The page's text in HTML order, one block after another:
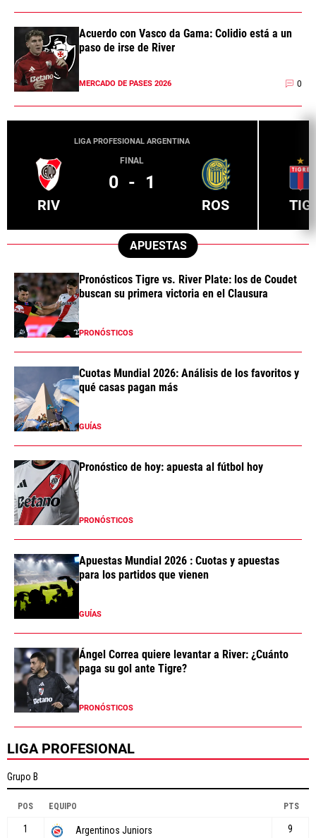
Acuerdo con Vasco da Gama: Colidio está a un
paso de irse de River
MERCADO DE PASES 2026 0
LIGA PROFESIONAL ARGENTINA
RIV
FINAL
0 - 1
ROS TIG
APUESTAS
Pronósticos Tigre vs. River Plate: los de Coudet
buscan su primera victoria en el Clausura
PRONÓSTICOS
Cuotas Mundial 2026: Análisis de los favoritos y
qué casas pagan más
GUÍAS
Pronóstico de hoy: apuesta al fútbol hoy
PRONÓSTICOS
Apuestas Mundial 2026 : Cuotas y apuestas
para los partidos que vienen
GUÍAS
Ángel Correa quiere levantar a River: ¿Cuánto
paga su gol ante Tigre?
PRONÓSTICOS
LIGA PROFESIONAL